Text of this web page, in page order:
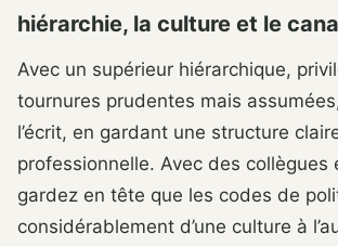
hiérarchie, la culture et le
Avec un supérieur hiérarchique,
tournures prudentes mais
l’écrit, en gardant une structure
professionnelle. Avec des collègues
gardez en tête que les codes de
considérablement d’une culture à